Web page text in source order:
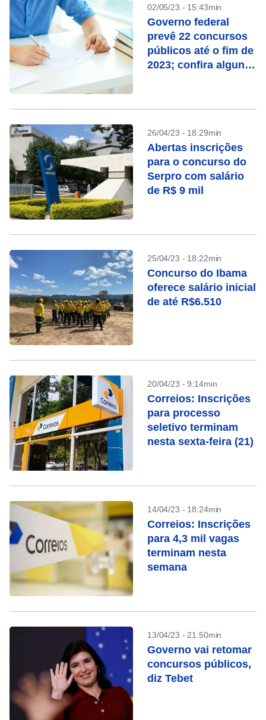
02/05/23 - 15:43min
Governo federal
prevê 22 concursos
públicos até o fim de
2023; confira alguns
26/04/23 - 18:29min
Abertas inscrições
para o concurso do
Serpro com salário
de R$ 9 mil
25/04/23 - 18:22min
Concurso do Ibama
oferece salário inicial
de até R$6.510
20/04/23 - 9:14min
Correios: Inscrições
para processo
seletivo terminam
nesta sexta-feira (21)
14/04/23 - 18:24min
Correios: Inscrições
para 4,3 mil vagas
terminam nesta
semana
13/04/23 - 21:50min
Governo vai retomar
concursos públicos,
diz Tebet